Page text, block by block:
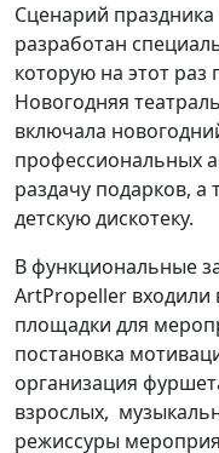
Сценарий
разработан
которую на этот раз
Новогодняя
включала
профессиональных
раздачу подарков, а
детскую дискотеку.
В функциональные
ArtPropeller
площадки для
постановка
организация
взрослых,
режиссуры